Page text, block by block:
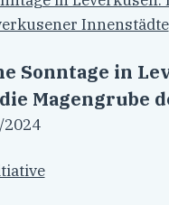
Sonntage in
Magengrube